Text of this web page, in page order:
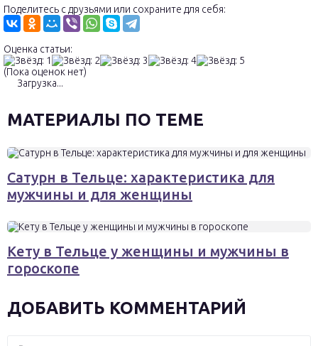
Поделитесь с друзьями или сохраните для себя:
Оценка статьи:
(Пока оценок нет)
Загрузка...
МАТЕРИАЛЫ ПО ТЕМЕ
Сатурн в Тельце: характеристика для
мужчины и для женщины
Кету в Тельце у женщины и мужчины в
гороскопе
ДОБАВИТЬ КОММЕНТАРИЙ